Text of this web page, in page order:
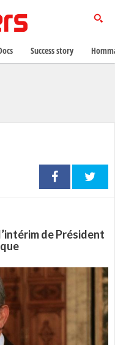
de Président
Success story